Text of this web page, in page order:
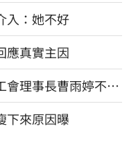
入：她不好
真實主因
會理事長曹雨婷不忍
下來原因曝